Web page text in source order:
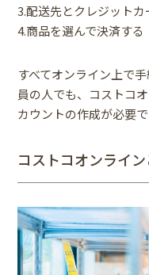
3.配送先とクレジット
4.商品を選んで決済する
すべてオンライン上で
員の人でも、コストコ
カウントの作成が必要で
コストコオンライ